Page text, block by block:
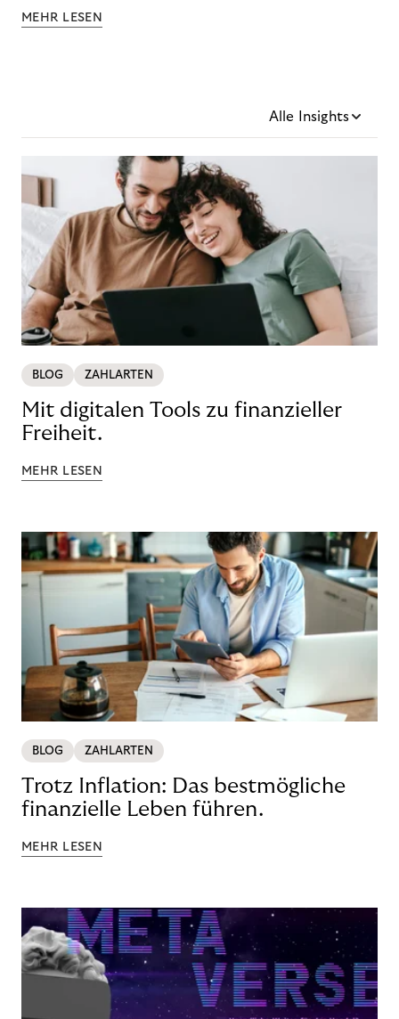
MEHR LESEN
Alle Insights
BLOG ZAHLARTEN
Mit digitalen Tools zu finanzieller
Freiheit.
MEHR LESEN
BLOG ZAHLARTEN
Trotz Inflation: Das bestmögliche
finanzielle Leben führen.
MEHR LESEN